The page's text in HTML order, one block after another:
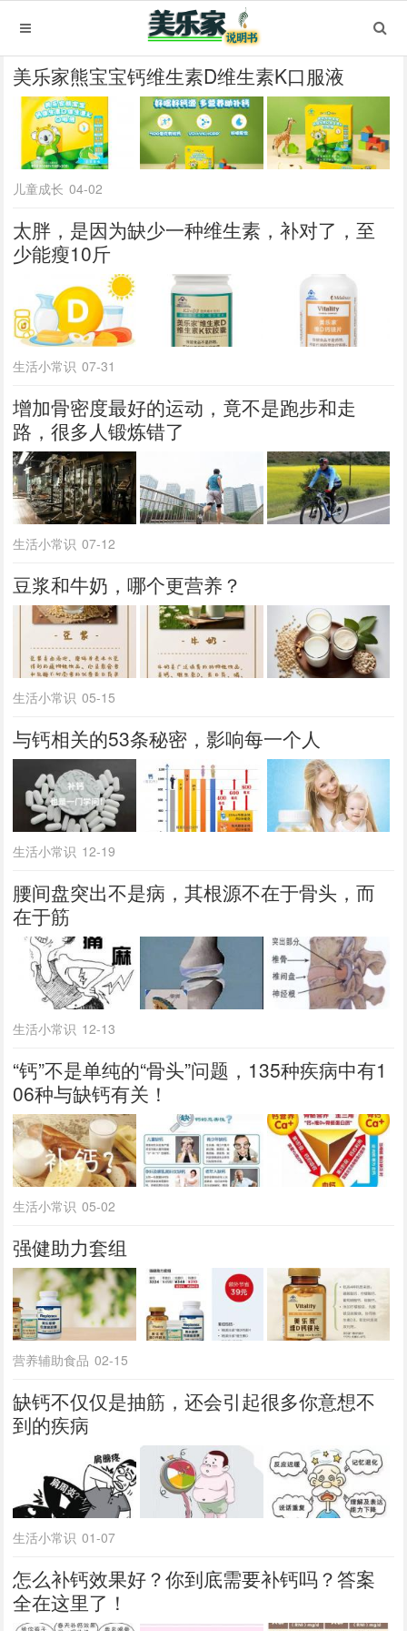
美乐家熊宝宝钙维生素D维生素K口服液
儿童成长 04-02
太胖，是因为缺少一种维生素，补对了，至
少能瘦10斤
生活小常识 07-31
增加骨密度最好的运动，竟不是跑步和走
路，很多人锻炼错了
生活小常识 07-12
豆浆和牛奶，哪个更营养？
生活小常识 05-15
与钙相关的53条秘密，影响每一个人
生活小常识 12-19
腰间盘突出不是病，其根源不在于骨头，而
在于筋
生活小常识 12-13
“钙”不是单纯的“骨头”问题，135种疾病中有1
06种与缺钙有关！
生活小常识 05-02
强健助力套组
营养辅助食品 02-15
缺钙不仅仅是抽筋，还会引起很多你意想不
到的疾病
生活小常识 01-07
怎么补钙效果好？你到底需要补钙吗？答案
全在这里了！